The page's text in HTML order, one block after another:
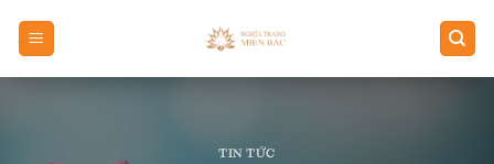
đến
TIN TỨC